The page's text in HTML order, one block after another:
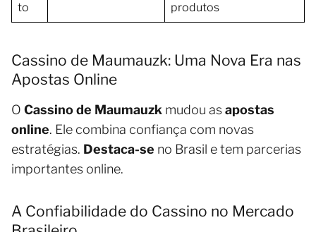
to
produtos
Cassino de Maumauzk: Uma Nova Era nas
Apostas Online
O Cassino de Maumauzk mudou asapostas
online. Ele combina confiança com novas
estratégias. Destaca-se no Brasil e tem parcerias
importantes online.
A Confiabilidade do Cassino no Mercado